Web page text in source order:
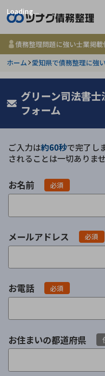
債務整理問題に強い士業掲載
ホーム 愛知県で債務整理に強
グリーン司法書
フォーム
ご入力は約60秒で完了し
されることは一切ありませ
お名前 必須
メールアドレス 必須
お電話 必須
お住まいの都道府県
Loading...